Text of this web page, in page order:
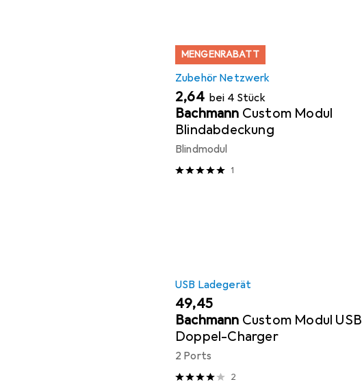
MENGENRABATT
Zubehör Netzwerk
EUR
2,64 bei 4 Stück
Bachmann Custom Modul
Blindabdeckung
Blindmodul
1
USB Ladegerät
EUR
49,45
Bachmann Custom Modul USB
Doppel-Charger
2 Ports
2